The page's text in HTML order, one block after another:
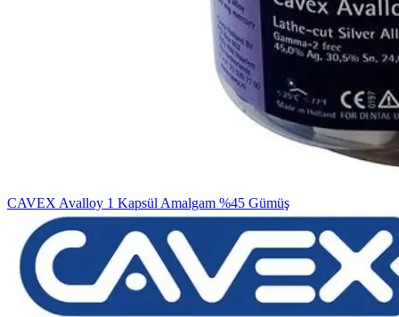
CAVEX Avalloy 1 Kapsül Amalgam %45 Gümüş